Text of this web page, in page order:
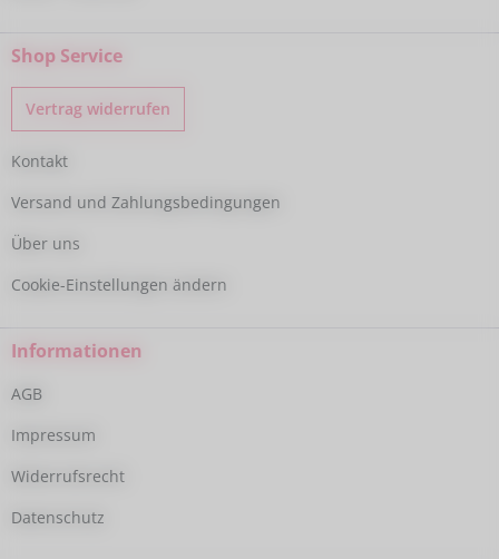
Shop Service
Vertrag widerrufen
Kontakt
Versand und Zahlungsbedingungen
Über uns
Cookie-Einstellungen ändern
Informationen
AGB
Impressum
Widerrufsrecht
Datenschutz